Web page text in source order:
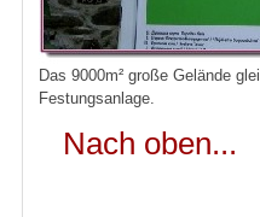
Das 9000m² große Gelände
Festungsanlage.
Nach oben...